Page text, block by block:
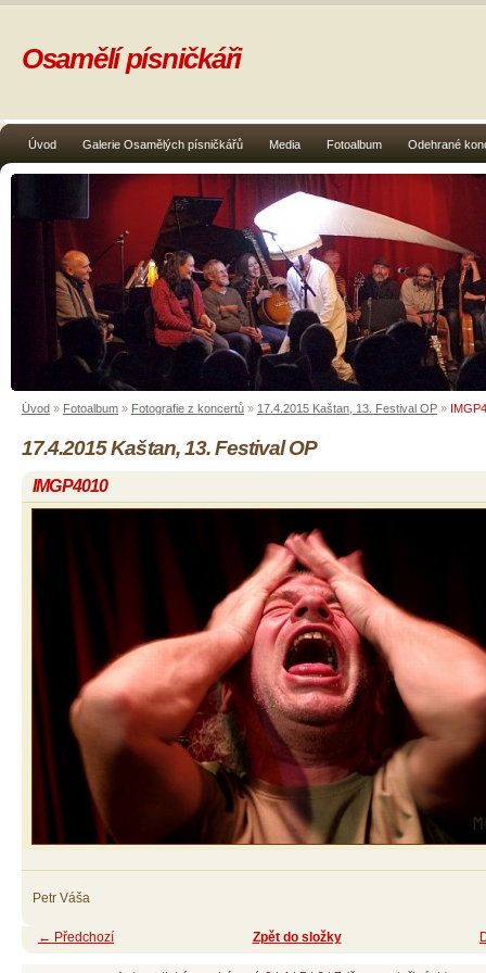
Úvod Galerie Osamělých písničkářů Media Fotoalbum Odehrané
Osamělí písničkáři
Úvod » Fotoalbum » Fotografie z koncertů » 17.4.2015 Kaštan, 13. Festival OP »
17.4.2015 Kaštan, 13. Festival OP
IMGP4010
Petr Váša
← Předchozí Zpět do složky